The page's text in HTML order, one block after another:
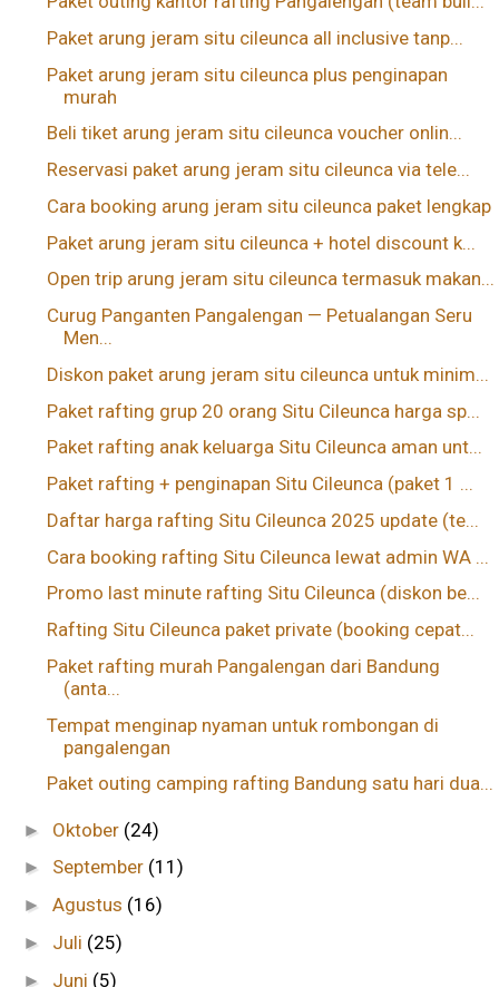
Paket arung jeram situ cileunca all inclusive tanp...
Paket arung jeram situ cileunca plus penginapan
murah
Beli tiket arung jeram situ cileunca voucher onlin...
Reservasi paket arung jeram situ cileunca via tele...
Cara booking arung jeram situ cileunca paket lengkap
Paket arung jeram situ cileunca + hotel discount k...
Open trip arung jeram situ cileunca termasuk makan...
Curug Panganten Pangalengan — Petualangan Seru
Men...
Diskon paket arung jeram situ cileunca untuk minim...
Paket rafting grup 20 orang Situ Cileunca harga sp...
Paket rafting anak keluarga Situ Cileunca aman unt...
Paket rafting + penginapan Situ Cileunca (paket 1 ...
Daftar harga rafting Situ Cileunca 2025 update (te...
Cara booking rafting Situ Cileunca lewat admin WA ...
Promo last minute rafting Situ Cileunca (diskon be...
Rafting Situ Cileunca paket private (booking cepat...
Paket rafting murah Pangalengan dari Bandung
(anta...
Tempat menginap nyaman untuk rombongan di
pangalengan
Paket outing camping rafting Bandung satu hari dua...
► Oktober (24)
► September (11)
►Agustus (16)
► Juli (25)
► Juni (5)